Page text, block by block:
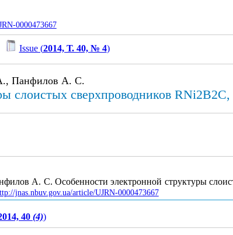
0000473667
Issue (2014, Т. 40, № 4)
Панфилов А. С.
слоистых сверхпроводников
А. С. Особенности электронной структуры
jnas.nbuv.gov.ua/article/UJRN-0000473667
40 (4))